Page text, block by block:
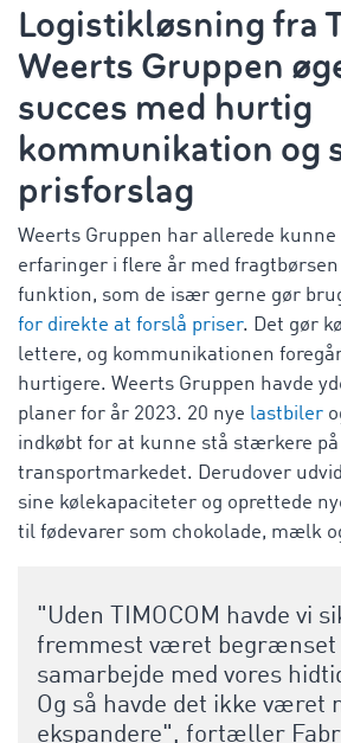
Logistikløsning fra
Weerts Gruppen
succes med hurtig
kommunikation og
prisforslag
Weerts Gruppen har allerede kunne
erfaringer i flere år med fragtbørsen
funktion, som de især gerne gør
for direkte at forslå priser. Det gør
lettere, og kommunikationen
hurtigere. Weerts Gruppen havde
planer for år 2023. 20 nye lastbiler
indkøbt for at kunne stå stærkere på
transportmarkedet. Derudover
sine kølekapaciteter og oprettede
til fødevarer som chokolade, mælk
"Uden TIMOCOM havde vi
fremmest været begrænset
samarbejde med vores
Og så havde det ikke været
ekspandere", fortæller